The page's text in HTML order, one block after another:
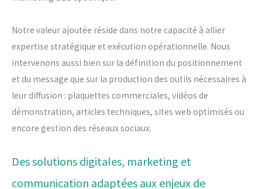
Notre valeur ajoutée réside dans notre capacité à allier
expertise stratégique et exécution opérationnelle. Nous
intervenons aussi bien sur la définition du positionnement
et du message que sur la production des outils nécessaires à
leur diffusion : plaquettes commerciales, vidéos de
démonstration, articles techniques, sites web optimisés ou
encore gestion des réseaux sociaux.
Des solutions digitales, marketing et
communication adaptées aux enjeux de